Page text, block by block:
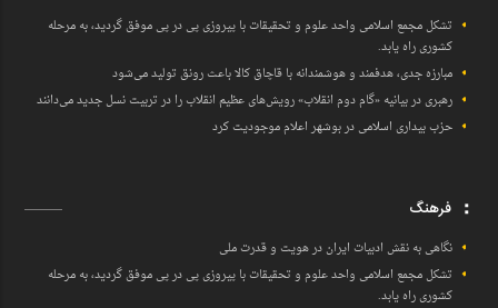
تشکل مجمع اسلامی واحد علوم و تحقیقات با پیروزی پی در پی موفق گردید، به مرحله
کشوری راه یابد.
مبارزه جدی، هدفمند و هوشمندانه با قاچاق کالا باعث رونق تولید می‌شود
رهبری در بیانیه «گام دوم انقلاب» رویش‌های عظیم انقلاب را در تربیت نسل جدید می‌دانند
حزب بیداری اسلامی در بوشهر اعلام موجودیت کرد
فرهنگ
نگاهی به نقش ادبیات ایران در هویت و قدرت ملی
تشکل مجمع اسلامی واحد علوم و تحقیقات با پیروزی پی در پی موفق گردید، به مرحله
کشوری راه یابد.